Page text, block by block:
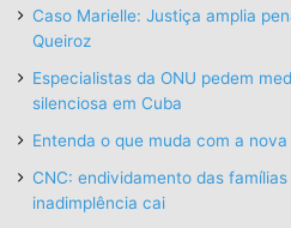
Caso Marielle: Justiça amplia
Queiroz
Especialistas da ONU pedem
silenciosa em Cuba
Entenda o que muda com a
CNC: endividamento das
inadimplência cai